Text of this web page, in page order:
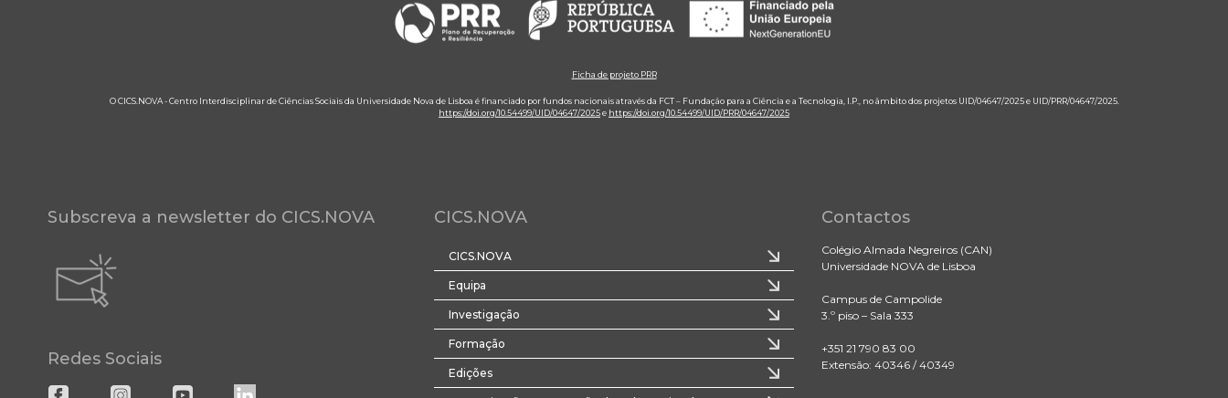
Ficha de projeto PRR
O CICS.NOVA - Centro Interdisciplinar de Ciências Sociais da Universidade Nova de Lisboa é financiado por fundos nacionais através da FCT – Fundação para a Ciência e a Tecnologia, I.P., no âmbito dos projetos UID/04647/2025 e UID/PRR/04647/2025.
https://doi.org/10.54499/UID/04647/2025e https://doi.org/10.54499/UID/PRR/04647/2025
Subscreva a newsletter do CICS.NOVA
Redes Sociais
CICS.NOVA
CICS.NOVA
Equipa
Investigação
Formação
Edições
Contactos
Colégio Almada Negreiros (CAN)
Universidade NOVA de Lisboa
Campus de Campolide
3.º piso – Sala 333
+351 21 790 83 00
Extensão: 40346 / 40349